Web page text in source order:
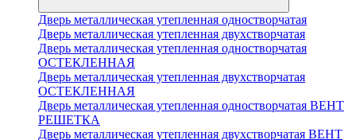
Дверь металлическая утепленная одностворчатая
Дверь металлическая утепленная двухстворчатая
Дверь металлическая утепленная одностворчатая
ОСТЕКЛЕННАЯ
Дверь металлическая утепленная двухстворчатая
ОСТЕКЛЕННАЯ
Дверь металлическая утепленная одностворчатая ВЕНТ
РЕШЕТКА
Дверь металлическая утепленная двухстворчатая ВЕНТ